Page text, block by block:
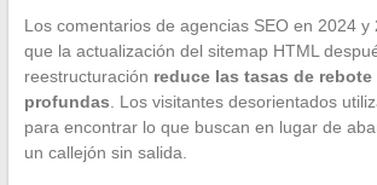
Los comentarios de agencias SEO en 2024 y
que la actualización del sitemap HTML
reestructuración reduce las tasas de
profundas. Los visitantes desorientados
para encontrar lo que buscan en lugar de
un callejón sin salida.